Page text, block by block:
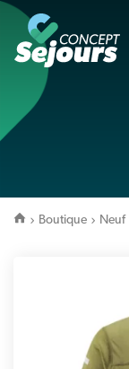
Boutique Neuf